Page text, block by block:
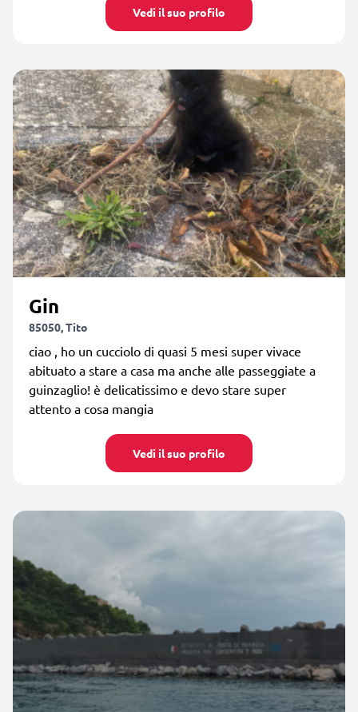
Vedi il suo profilo
Gin
85050, Tito
ciao , ho un cucciolo di quasi 5 mesi super vivace
abituato a stare a casa ma anche alle passeggiate a
guinzaglio! è delicatissimo e devo stare super
attento a cosa mangia
Vedi il suo profilo